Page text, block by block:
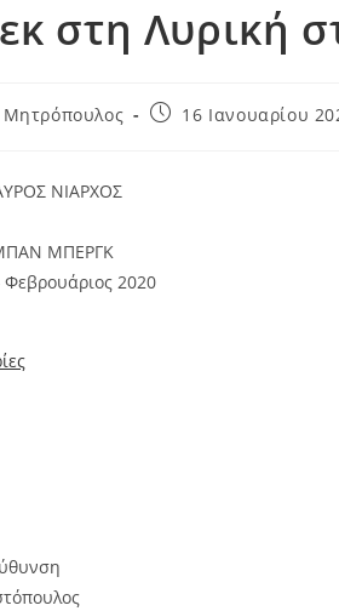
στη Λυρική
Μητρόπουλος 16 Ιανουαρίου
ΝΙΑΡΧΟΣ
ΜΠΕΡΓΚ
Φεβρουάριος 2020